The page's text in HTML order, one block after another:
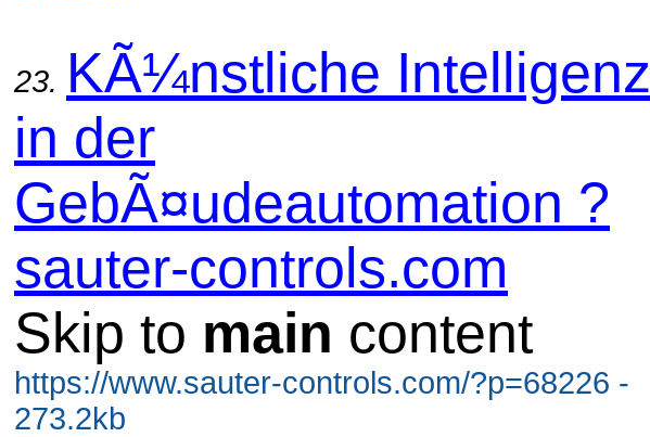
23. KÃ¼nstliche Intelligenz
in der
GebÃ¤udeautomation ?
sauter-controls.com
Skip to main content
https://www.sauter-controls.com/?p=68226 -
273.2kb